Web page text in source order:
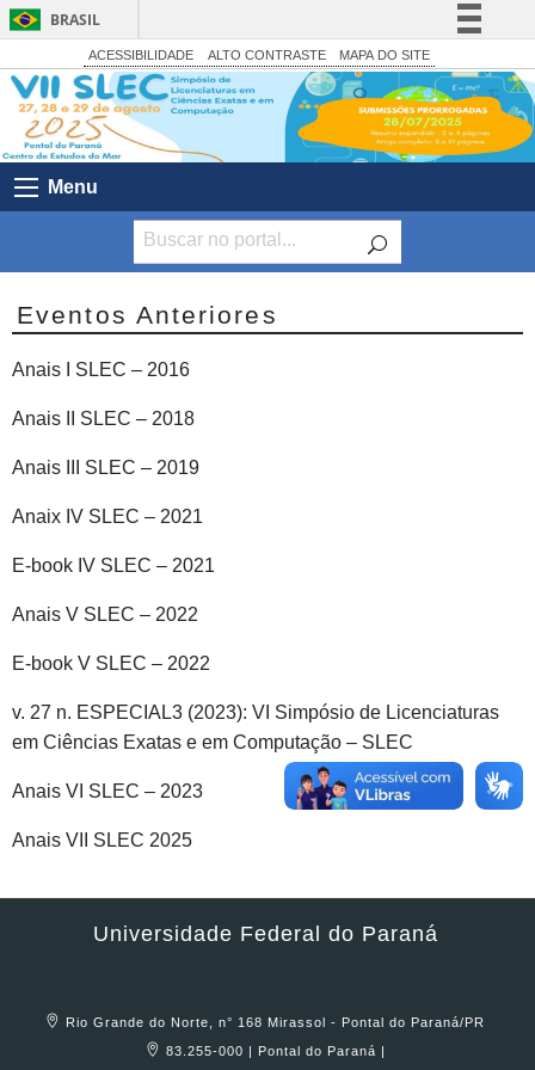
BRASIL
Simplifique!
Comunica BR
Participe
Acesso à informação
Canais
ACESSIBILIDADE ALTO CONTRASTE MAPA DO SITE
Menu
Eventos Anteriores
Anais I SLEC – 2016
Anais II SLEC – 2018
Anais III SLEC – 2019
Anaix IV SLEC – 2021
E-book IV SLEC – 2021
Anais V SLEC – 2022
E-book V SLEC – 2022
v. 27 n. ESPECIAL3 (2023): VI Simpósio de Licenciaturas
em Ciências Exatas e em Computação – SLEC
Anais VI SLEC – 2023
Anais VII SLEC 2025
Universidade Federal do Paraná
Rio Grande do Norte, n° 168 Mirassol - Pontal do Paraná/PR
83.255-000 | Pontal do Paraná |